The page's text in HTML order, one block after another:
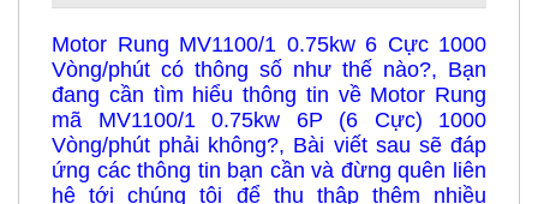
Motor Rung MV1100/1 0.75kw 6 Cực 1000
Vòng/phút có thông số như thế nào?, Bạn
đang cần tìm hiểu thông tin về Motor Rung
mã MV1100/1 0.75kw 6P (6 Cực) 1000
Vòng/phút phải không?, Bài viết sau sẽ đáp
ứng các thông tin bạn cần và đừng quên liên
hệ tới chúng tôi để thu thập thêm nhiều
thông tin khác nhé: